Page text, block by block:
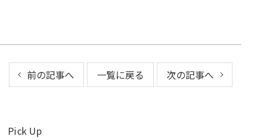
前の記事へ 一覧に戻る 次の記事へ
Pick Up